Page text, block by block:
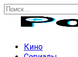
Перейти
содержанию
Search
Кино